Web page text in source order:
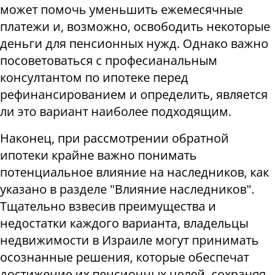
может помочь уменьшить ежемесячные
платежи и, возможно, освободить некоторые
деньги для пенсионных нужд. Однако важно
посоветоваться с професианальным
консултантом по ипотеке перед
рефинансированием и определить, является
ли это вариант наиболее подходящим.
Наконец, при рассмотрении обратной
ипотеки крайне важно понимать
потенциальное влияние на наследников, как
указано в разделе "Влияние наследников".
Тщательно взвесив преимущества и
недостатки каждого варианта, владельцы
недвижимости в Израиле могут принимать
осознанные решения, которые обеспечат